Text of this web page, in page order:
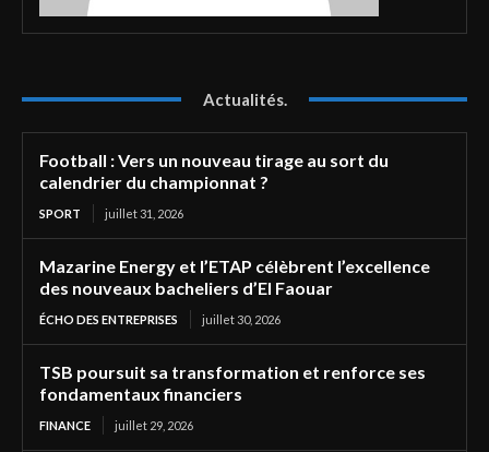
Actualités.
Football : Vers un nouveau tirage au sort du
calendrier du championnat ?
SPORT juillet 31, 2026
Mazarine Energy et l’ETAP célèbrent l’excellence
des nouveaux bacheliers d’El Faouar
ÉCHO DES ENTREPRISES juillet 30, 2026
TSB poursuit sa transformation et renforce ses
fondamentaux financiers
FINANCE juillet 29, 2026